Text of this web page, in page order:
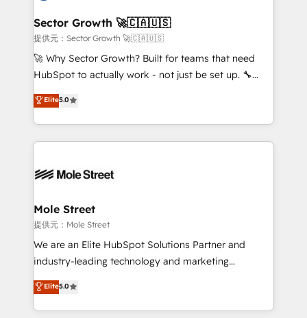
líder no ranking global de sucesso do cliente da
HubSpot.
and APAC. We are HubSpot's top-ranked Advanced
Implementation Certified Partner and we contribute
to their advisory council. We strive to do 'good work
with good people' and have worked with incredible
brands. You can see some of them on our website,
Sector Growth 🚀🇨🇦🇺🇸
提供元：Sector Growth 🚀🇨🇦🇺🇸
🚀 Why Sector Growth? Built for teams that need
HubSpot to actually work - not just be set up. 🔧
HubSpot Experts: Onboarding, migrations,
automation, and training built for adoption. ⚡ Highly
Technical Execution: ERP, EMR and Custom
Integrations; complex builds delivered in weeks, not
workflows; automation agents; process optimization
Healthcare: HIPAA implementations; secure data
workflows 💼 Financial Services: compliant
workflows; audit-ready reporting ⚖️ Legal: client
intake; pipeline and document workflows 🛒 E-
revenue automation 🏢 Real Estate: deal pipelines;
portfolio and lifecycle management 🏭
Elite5.0
Mole Street
提供元：Mole Street
We are an Elite HubSpot Solutions Partner and
industry-leading technology and marketing
consultancy. Our focus is on enterprise and mid-
market B2B companies globally that want a strategic
approach to execute their goals through creative
Elite5.0